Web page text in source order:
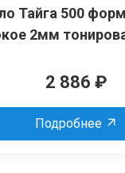
Тайга 500
2мм
2 886 ₽
Подробнее